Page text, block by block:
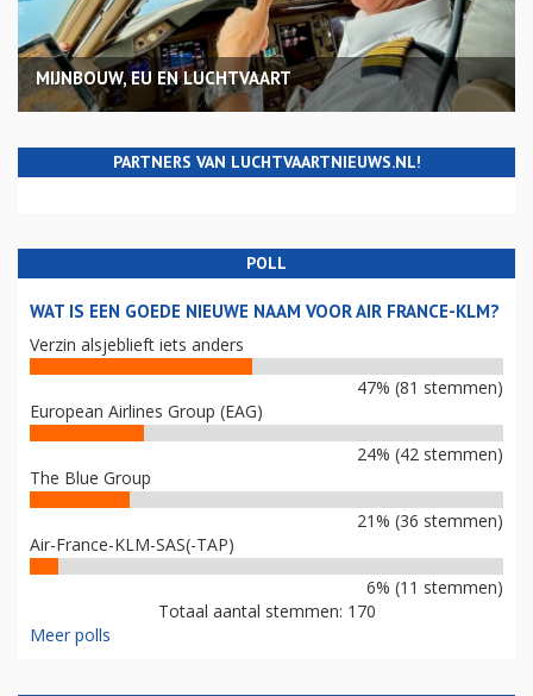
MIJNBOUW, EU EN LUCHTVAART
PARTNERS VAN LUCHTVAARTNIEUWS.NL!
POLL
WAT IS EEN GOEDE NIEUWE NAAM VOOR AIR FRANCE-KLM?
Verzin alsjeblieft iets anders
47% (81 stemmen)
European Airlines Group (EAG)
24% (42 stemmen)
The Blue Group
21% (36 stemmen)
Air-France-KLM-SAS(-TAP)
6% (11 stemmen)
Totaal aantal stemmen: 170
Meer polls